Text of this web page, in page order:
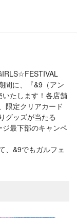
間に、『&9（アン
いたします！各店舗
限定クリアカード
グッズが当たる
最下部のキャンペ
、&9でもガルフェ